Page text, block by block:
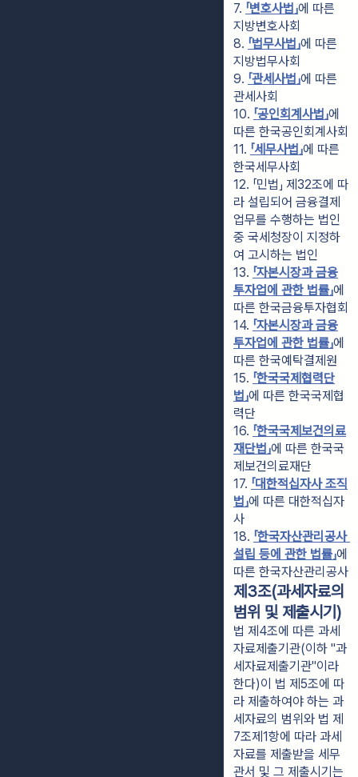
7. 「변호사법」에 따른
지방변호사회
8. 「법무사법」에 따른
지방법무사회
9. 「관세사법」에 따른
관세사회
10. 「공인회계사법」에
따른 한국공인회계사회
11. 「세무사법」에 따른
한국세무사회
12. 「민법」 제32조에 따
라 설립되어 금융결제
업무를 수행하는 법인
중 국세청장이 지정하
여 고시하는 법인
13. 「자본시장과 금융
투자업에 관한 법률」에
따른 한국금융투자협회
14. 「자본시장과 금융
투자업에 관한 법률」에
따른 한국예탁결제원
15. 「한국국제협력단
법」에 따른 한국국제협
력단
16. 「한국국제보건의료
재단법」에 따른 한국국
제보건의료재단
17. 「대한적십자사 조직
법」에 따른 대한적십자
사
18. 「한국자산관리공사
설립 등에 관한 법률」에
따른 한국자산관리공사
제3조(과세자료의
범위 및 제출시기)
법 제4조에 따른 과세
자료제출기관(이하 "과
세자료제출기관"이라
한다)이 법 제5조에 따
라 제출하여야 하는 과
세자료의 범위와 법 제
7조제1항에 따라 과세
자료를 제출받을 세무
관서 및 그 제출시기는